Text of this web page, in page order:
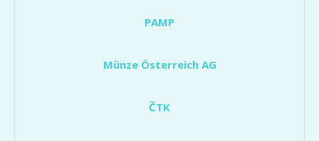
PAMP
Münze Österreich AG
ČTK